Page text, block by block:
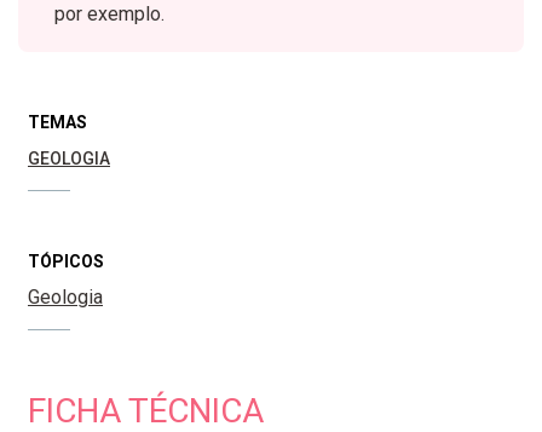
por exemplo.
TEMAS
GEOLOGIA
TÓPICOS
Geologia
FICHA TÉCNICA